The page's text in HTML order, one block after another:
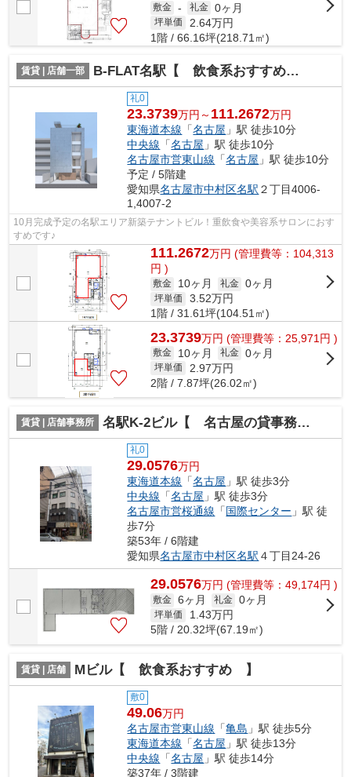
敷金 - 礼金 0ヶ月
坪単価 2.64万円
1階 / 66.16坪(218.71㎡)
賃貸 | 店舗一部 B-FLAT名駅【 飲食系おすすめ 】
礼0
23.3739万円～ 111.2672万円
東海道本線 「名古屋 」駅 徒歩10分
中央線 「名古屋 」駅 徒歩10分
名古屋市営東山線 「名古屋 」駅 徒歩10分
予定 / 5階建
愛知県名古屋市中村区名駅 ２丁目4006-
1,4007-2
10月完成予定の名駅エリア新築テナントビル！重飲食や美容系サロンにおす
すめです♪
111.2672万円 (管理費等：104,313
円 )
敷金 10ヶ月 礼金 0ヶ月
坪単価 3.52万円
1階 / 31.61坪(104.51㎡)
23.3739万円 (管理費等：25,971円 )
敷金 10ヶ月 礼金 0ヶ月
坪単価 2.97万円
2階 / 7.87坪(26.02㎡)
賃貸 | 店舗事務所 名駅K-2ビル【 名古屋の貸事務所・貸オフィス 】
礼0
29.0576万円
東海道本線 「名古屋 」駅 徒歩3分
中央線 「名古屋 」駅 徒歩3分
名古屋市営桜通線 「国際センター 」駅 徒
歩7分
築53年 / 6階建
愛知県名古屋市中村区名駅 ４丁目24-26
29.0576万円 (管理費等：49,174円 )
敷金 6ヶ月 礼金 0ヶ月
坪単価 1.43万円
5階 / 20.32坪(67.19㎡)
賃貸 | 店舗 Mビル【 飲食系おすすめ 】
敷0
49.06万円
名古屋市営東山線 「亀島 」駅 徒歩5分
東海道本線 「名古屋 」駅 徒歩13分
中央線 「名古屋 」駅 徒歩14分
築37年 / 3階建